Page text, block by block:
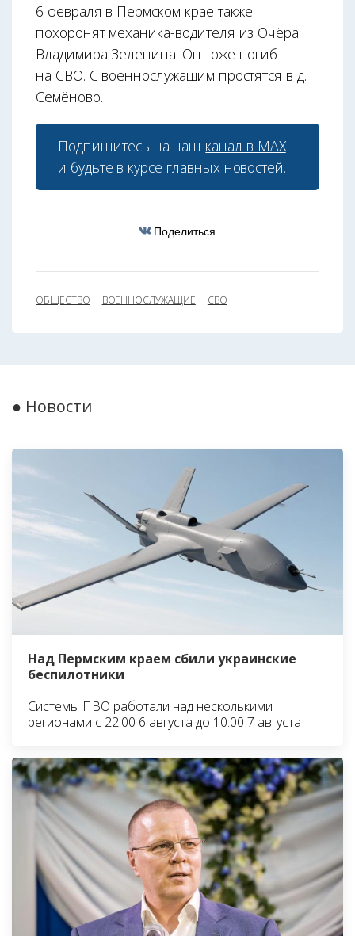
6 февраля в Пермском крае также
похоронят механика-водителя из Очёра
Владимира Зеленина. Он тоже погиб
на СВО. С военнослужащим простятся в д.
Семёново.
Подпишитесь на наш канал в МАХ
и будьте в курсе главных новостей.
Поделиться
ОБЩЕСТВО ВОЕННОСЛУЖАЩИЕ СВО
● Новости
Над Пермским краем сбили украинские
беспилотники
Системы ПВО работали над несколькими
регионами с 22:00 6 августа до 10:00 7 августа